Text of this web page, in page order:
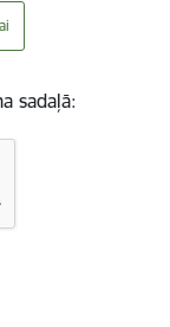
sadaļā: